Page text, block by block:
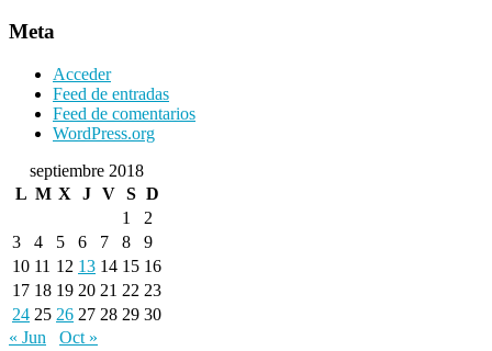
Meta
Acceder
Feed de entradas
Feed de comentarios
WordPress.org
septiembre 2018
L M X J V S D
1
2
3
4 5 6 7 8
9
10 11 12 13 14 15 16
17 18 19 20 21 22 23
24 25 26 27 28 29 30
« Jun
Oct »